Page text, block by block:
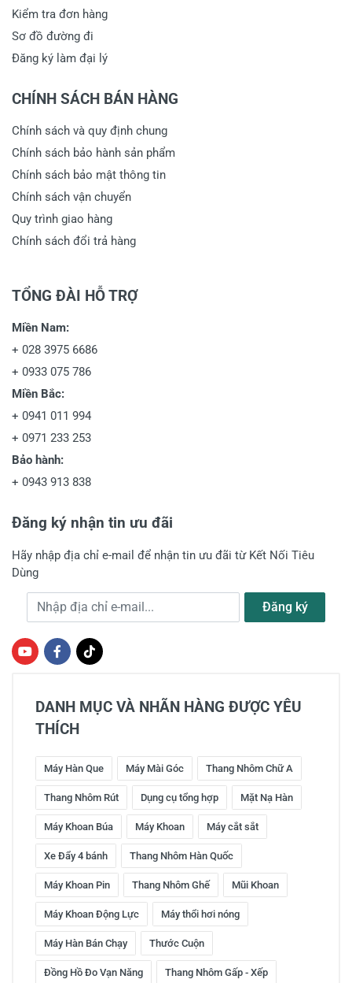
Kiểm tra đơn hàng
Sơ đồ đường đi
Đăng ký làm đại lý
CHÍNH SÁCH BÁN HÀNG
Chính sách và quy định chung
Chính sách bảo hành sản phẩm
Chính sách bảo mật thông tin
Chính sách vận chuyển
Quy trình giao hàng
Chính sách đổi trả hàng
TỔNG ĐÀI HỖ TRỢ
Miền Nam:
+ 028 3975 6686
+ 0933 075 786
Miền Bắc:
+ 0941 011 994
+ 0971 233 253
Bảo hành:
+ 0943 913 838
Đăng ký nhận tin ưu đãi
Hãy nhập địa chỉ e-mail để nhận tin ưu đãi từ Kết Nối Tiêu
Dùng
Địa chỉ e-mail Đăng ký
DANH MỤC VÀ NHÃN HÀNG ĐƯỢC YÊU
THÍCH
Máy Hàn Que Máy Mài Góc Thang Nhôm Chữ A
Thang Nhôm Rút Dụng cụ tổng hợp Mặt Nạ Hàn
Máy Khoan Búa Máy Khoan Máy cắt sắt
Xe Đẩy 4 bánh Thang Nhôm Hàn Quốc
Máy Khoan Pin Thang Nhôm Ghế Mũi Khoan
Máy Khoan Động Lực Máy thổi hơi nóng
Máy Hàn Bán Chạy Thước Cuộn
Đồng Hồ Đo Vạn Năng Thang Nhôm Gấp - Xếp